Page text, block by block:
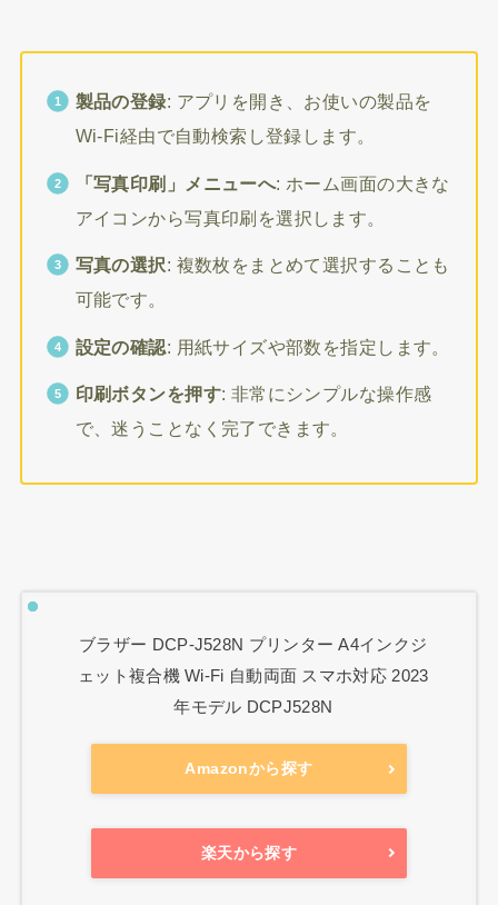
製品の登録: アプリを開き、お使いの製品を
Wi-Fi経由で自動検索し登録します。
「写真印刷」メニューへ: ホーム画面の大きな
アイコンから写真印刷を選択します。
写真の選択: 複数枚をまとめて選択することも
可能です。
設定の確認: 用紙サイズや部数を指定します。
印刷ボタンを押す: 非常にシンプルな操作感
で、迷うことなく完了できます。
ブラザー DCP-J528N プリンター A4インクジ
ェット複合機 Wi-Fi 自動両面 スマホ対応 2023
年モデル DCPJ528N
Amazonから探す
楽天から探す